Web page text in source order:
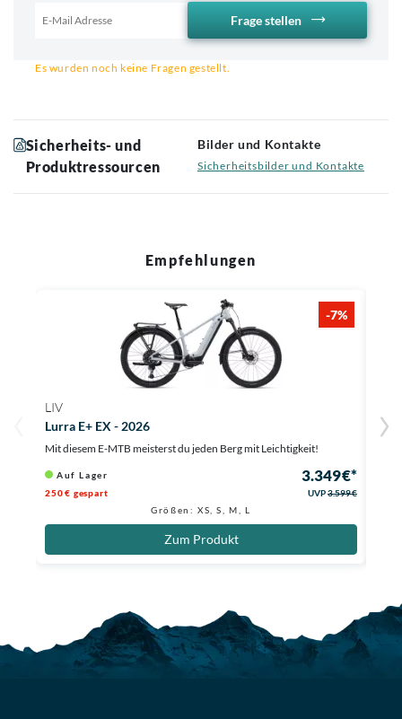
Frage stellen
Es wurden noch keine Fragen gestellt.
Sicherheits- und
Produktressourcen
Bilder und Kontakte
Sicherheitsbilder und Kontakte
Empfehlungen
-7%
LIV
Lurra E+ EX - 2026
Mit diesem E-MTB meisterst du jeden Berg mit Leichtigkeit!
Auf Lager 3.349 €*
250 € gespart UVP3.599 €
Größen: XS, S, M, L
Zum Produkt